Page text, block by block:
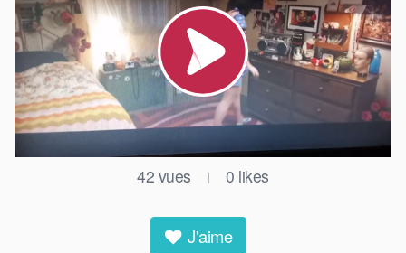
42 vues | 0 likes
J'aime